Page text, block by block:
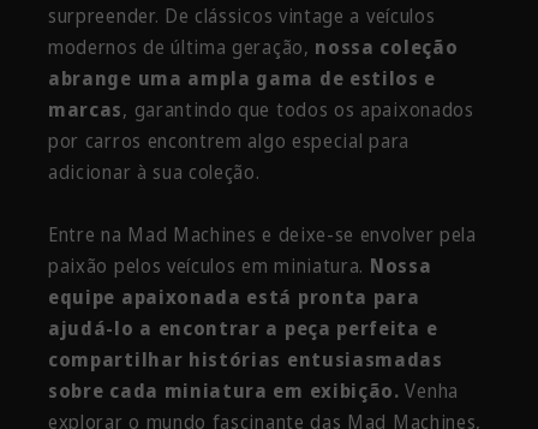
surpreender. De clássicos vintage a veículos
modernos de última geração, nossa coleção
abrange uma ampla gama de estilos e
marcas, garantindo que todos os apaixonados
por carros encontrem algo especial para
adicionar à sua coleção.
Entre na Mad Machines e deixe-se envolver pela
paixão pelos veículos em miniatura. Nossa
equipe apaixonada está pronta para
ajudá-lo a encontrar a peça perfeita e
compartilhar histórias entusiasmadas
sobre cada miniatura em exibição. Venha
explorar o mundo fascinante das Mad Machines,